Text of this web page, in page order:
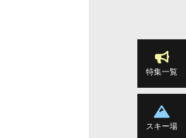
特集一覧
スキー場